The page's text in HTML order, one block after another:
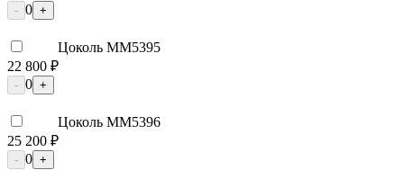
- 0 +
Цоколь ММ5395
22 800 ₽
- 0 +
Цоколь ММ5396
25 200 ₽
- 0 +